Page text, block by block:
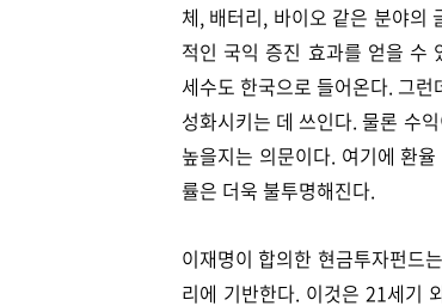
체, 배터리, 바이오 같은 분야의
적인 국익 증진 효과를 얻을 수
세수도 한국으로 들어온다. 그
성화시키는 데 쓰인다. 물론 수
높을지는 의문이다. 여기에 환
률은 더욱 불투명해진다.
이재명이 합의한 현금투자펀드
리에 기반한다. 이것은 21세기